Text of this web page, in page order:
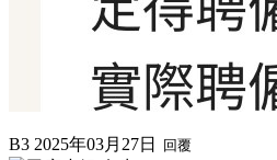
B3 2025年03月27日 回覆